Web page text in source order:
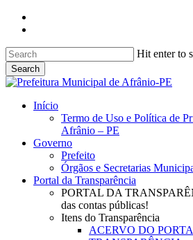
Skip
content
Hit enter to
Search
Close
search
Menu
Início
Termo de Uso e Política de
Afrânio – PE
Governo
Prefeito
Órgãos e Secretarias
Portal da Transparência
PORTAL DA
das contas públicas!
Itens do Transparência
ACERVO DO